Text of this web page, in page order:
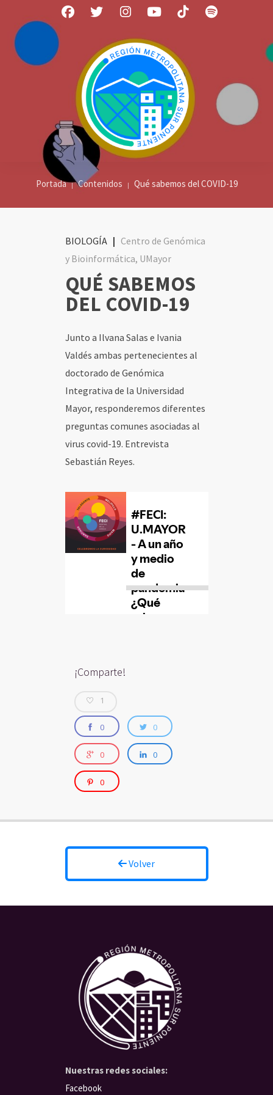
INICIO
CONTENIDOS
SOCIOS
Portada Contenidos Qué sabemos del COVID-19
BIOLOGÍA | Centro de Genómica
y Bioinformática, UMayor
QUÉ SABEMOS
DEL COVID-19
Junto a Ilvana Salas e Ivania
Valdés ambas pertenecientes al
doctorado de Genómica
Integrativa de la Universidad
Mayor, responderemos diferentes
preguntas comunes asociadas al
virus covid-19. Entrevista
Sebastián Reyes.
¡Comparte!
1
0 0
0 0
0
Volver
Nuestras redes sociales:
Facebook